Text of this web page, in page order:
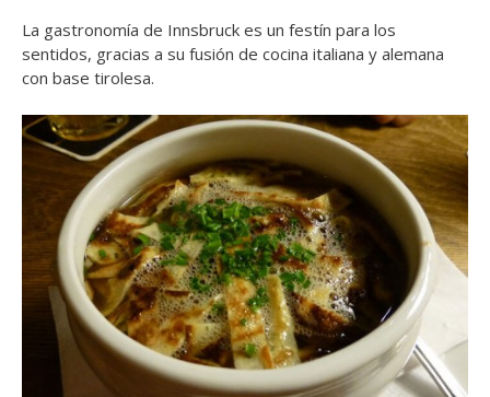
La gastronomía de Innsbruck es un festín para los
sentidos, gracias a su fusión de cocina italiana y alemana
con base tirolesa.